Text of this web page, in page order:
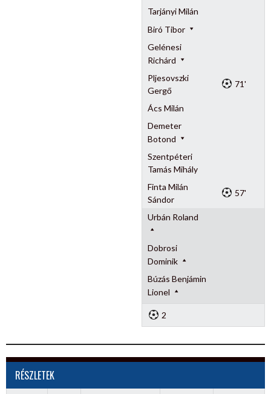
Tarjányi Milán
Biró Tibor
Gelénesi
Richárd
Pljesovszki
Gergő
71'
Ács Milán
Demeter
Botond
Szentpéteri
Tamás Mihály
Finta Milán
Sándor
57'
Urbán Roland
Dobrosi
Dominik
Búzás Benjámin
Lionel
2
RÉSZLETEK